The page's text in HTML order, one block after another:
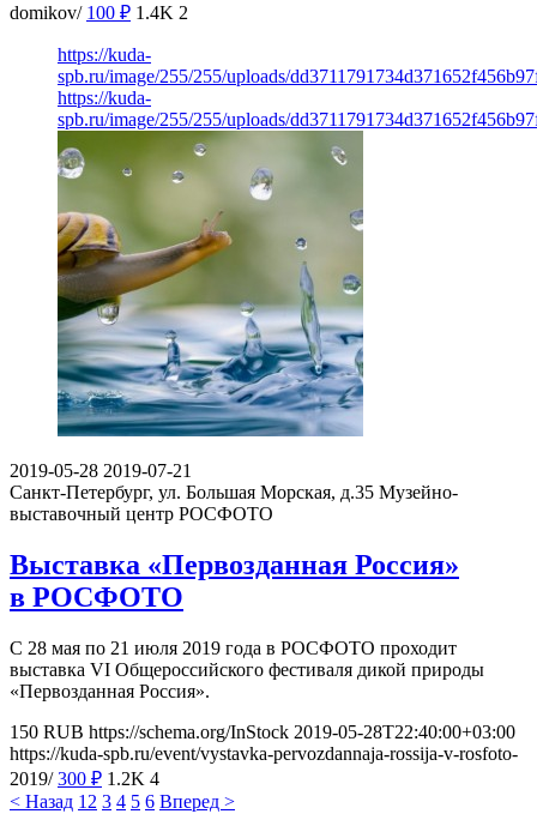
domikov/ 100 ₽ 1.4K 2
https://kuda-
spb.ru/image/255/255/uploads/
https://kuda-
spb.ru/image/255/255/uploads/
2019-05-28 2019-07-21
Санкт-Петербург, ул. Большая Морская, д.35 Музейно-
выставочный центр РОСФОТО
Выставка «Первозданная Россия»
в РОСФОТО
С 28 мая по 21 июля 2019 года в РОСФОТО проходит
выставка VI Общероссийского фестиваля дикой природы
«Первозданная Россия».
150 RUB https://schema.org/InStock 2019-05-28T22:40:00+03:00
https://kuda-spb.ru/event/vystavka-pervozdannaja-rossija-v-rosfoto-
2019/ 300 ₽ 1.2K 4
< Назад 1 2 3 4 5 6 Вперед >